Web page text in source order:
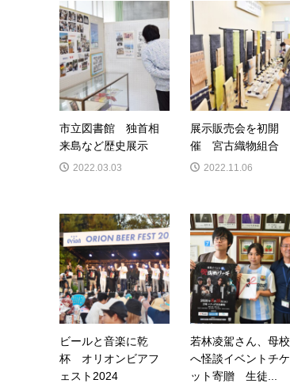
市立図書館 独首相
来島など歴史展示
2022.03.03
展示販売会を初開
催 宮古織物組合
2022.11.06
ビールと音楽に乾
杯 オリオンビアフ
ェスト2024
若林凌駕さん、母校
へ怪談イベントチケ
ット寄贈 生徒...